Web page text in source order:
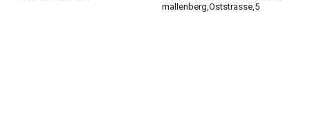
mallenberg,Oststrasse,5